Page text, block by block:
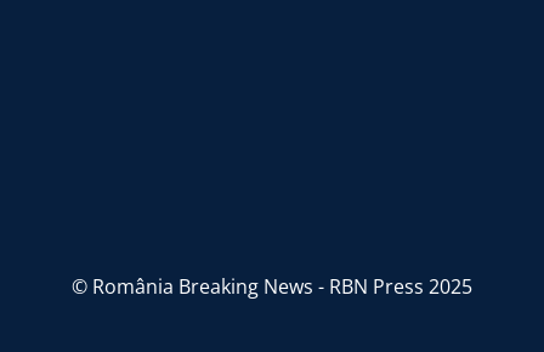
© România Breaking News - RBN Press 2025